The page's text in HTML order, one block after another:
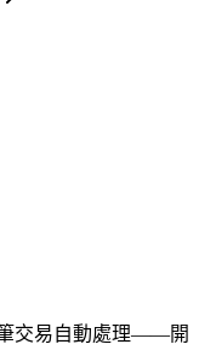
交易自動處理——開